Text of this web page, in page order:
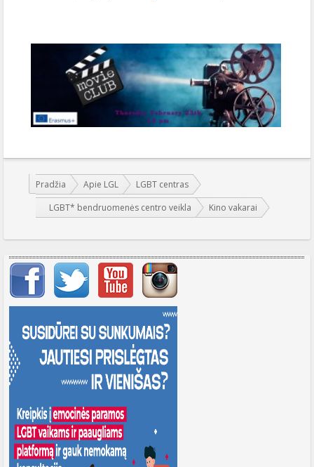
Jūs esate čia:
Pradžia Apie LGL
LGBT centras
LGBT* bendruomenės centro veikla
Kino vakarai
Svarbių įrašų meniu